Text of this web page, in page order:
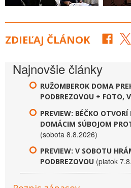
ZDIEĽAJ ČLÁNOK
Najnovšie články
RUŽOMBEROK DOMA
PODBREZOVOU + FOTO,
PREVIEW: BÉČKO
DOMÁCIM SÚBOJOM
(sobota 8.8.2026)
PREVIEW: V SOBOTU
PODBREZOVOU (piatok